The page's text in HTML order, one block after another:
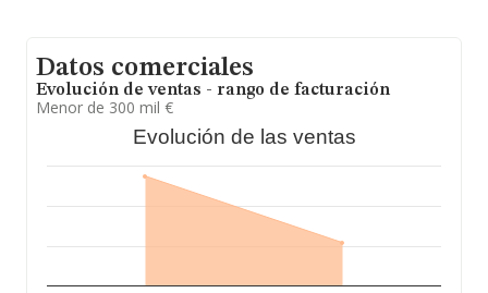
Datos comerciales
Evolución de ventas - rango de facturación
Menor de 300 mil €
Evolución de las ventas